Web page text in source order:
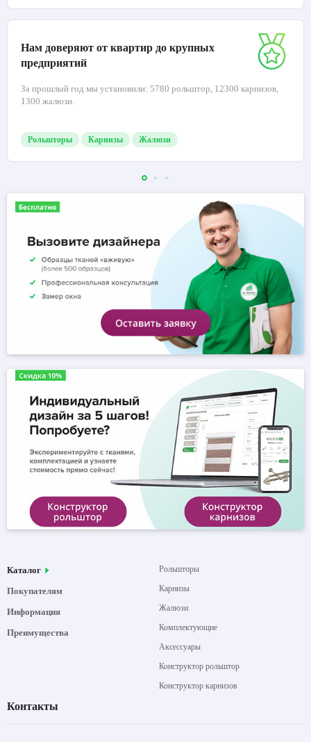
Нам доверяют от квартир до крупных
предприятий
За прошлый год мы установили: 5780 рольштор, 12300 карнизов,
1300 жалюзи.
Рольшторы Карнизы Жалюзи
Каталог
Покупателям
Информация
Преимущества
Рольшторы
Карнизы
Жалюзи
Комплектующие
Аксессуары
Конструктор рольштор
Конструктор карнизов
Контакты